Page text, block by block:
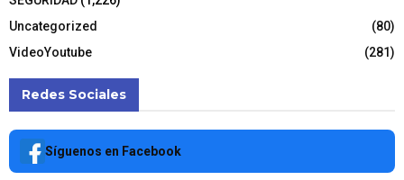
Uncategorized
(80)
VideoYoutube
(281)
Redes Sociales
Síguenos en Facebook